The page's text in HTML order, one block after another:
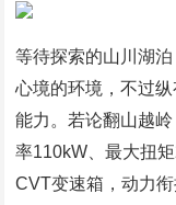
等待探索的山川湖
心境的环境，不过
能力。若论翻山越
率110kW、最大扭
CVT变速箱，动力